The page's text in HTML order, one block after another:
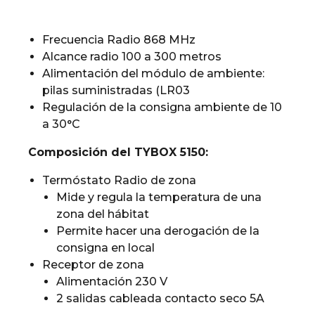
Frecuencia Radio 868 MHz
Alcance radio 100 a 300 metros
Alimentación del módulo de ambiente:
pilas suministradas (LR03
Regulación de la consigna ambiente de 10
a 30°C
Composición del TYBOX 5150:
Termóstato Radio de zona
Mide y regula la temperatura de una
zona del hábitat
Permite hacer una derogación de la
consigna en local
Receptor de zona
Alimentación 230 V
2 salidas cableada contacto seco 5A